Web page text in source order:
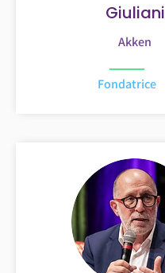
Giuliani
Akken
Fondatrice